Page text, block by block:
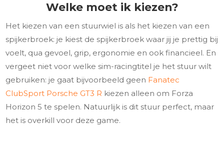
Welke moet ik kiezen?
Het kiezen van een stuurwiel is als het kiezen van een
spijkerbroek: je kiest de spijkerbroek waar jij je prettig bij
voelt, qua gevoel, grip, ergonomie en ook financieel. En
vergeet niet voor welke sim-racingtitel je het stuur wilt
gebruiken: je gaat bijvoorbeeld geen Fanatec
ClubSport Porsche GT3 R kiezen alleen om Forza
Horizon 5 te spelen. Natuurlijk is dit stuur perfect, maar
het is overkill voor deze game.